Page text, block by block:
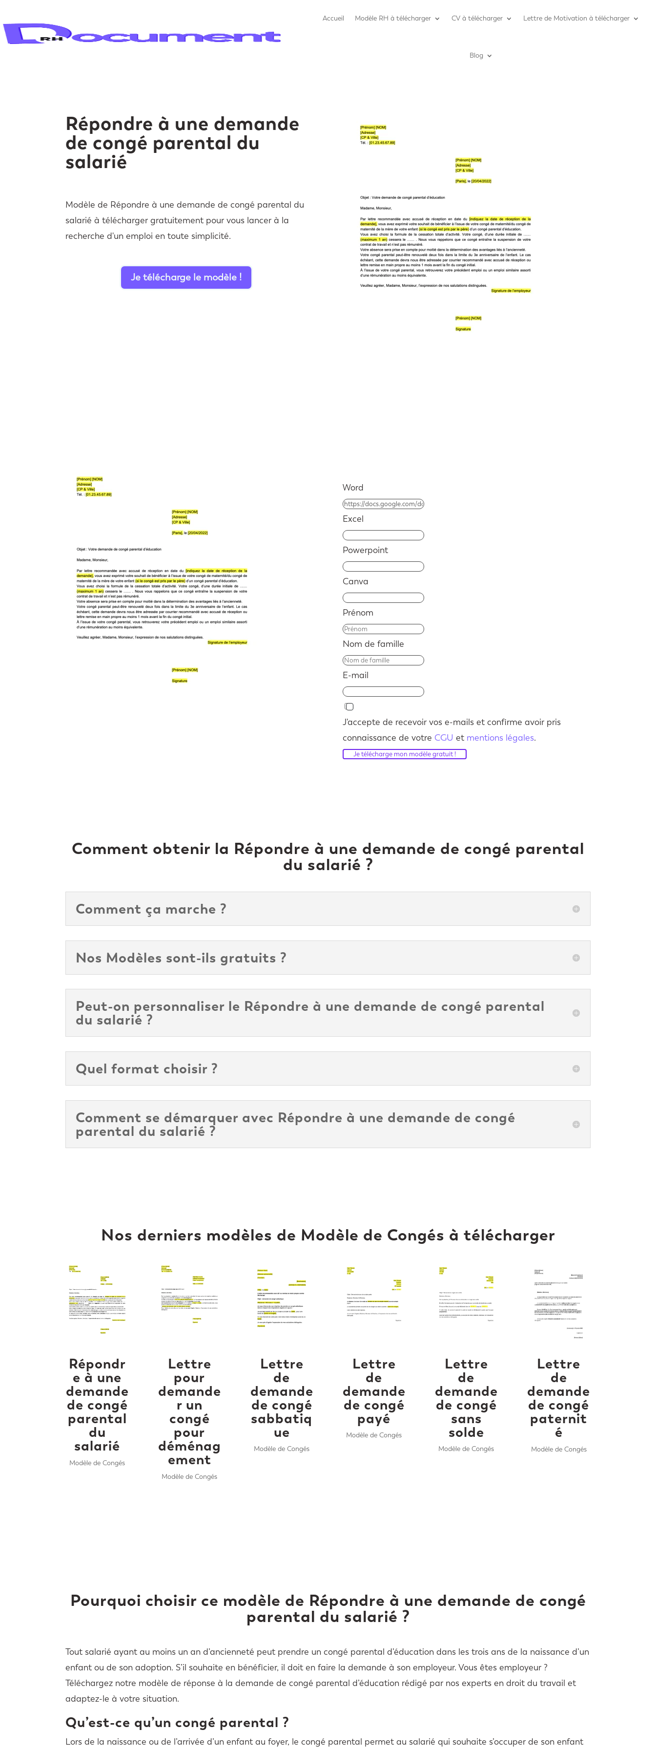
Accueil Modèle RH à télécharger CV à télécharger Lettre de Motivation à télécharger
Blog
Répondre à une demande
de congé parental du
salarié
Modèle de Répondre à une demande de congé parental du
salarié à télécharger gratuitement pour vous lancer à la
recherche d'un emploi en toute simplicité.
Je télécharge le modèle !
Word
Excel
Powerpoint
Canva
Prénom
Nom de famille
E-mail
J'accepte de recevoir vos e-mails et confirme avoir pris
connaissance de votre CGU et mentions légales.
Je télécharge mon modèle gratuit !
Comment obtenir la Répondre à une demande de congé parental
du salarié ?
Comment ça marche ?
Nos Modèles sont-ils gratuits ?
Peut-on personnaliser le Répondre à une demande de congé parental
du salarié ?
Quel format choisir ?
Comment se démarquer avec Répondre à une demande de congé
parental du salarié ?
Nos derniers modèles de Modèle de Congés à télécharger
Répondr
e à une
demande
de congé
parental
du
salarié
Modèle de Congés
Lettre
pour
demande
r un
congé
pour
déménag
ement
Modèle de Congés
Lettre
de
demande
de congé
sabbatiq
ue
Modèle de Congés
Lettre
de
demande
de congé
payé
Modèle de Congés
Lettre
de
demande
de congé
sans
solde
Modèle de Congés
Lettre
de
demande
de congé
paternit
é
Modèle de Congés
Pourquoi choisir ce modèle de Répondre à une demande de congé
parental du salarié ?
Tout salarié ayant au moins un an d’ancienneté peut prendre un congé parental d’éducation dans les trois ans de la naissance d’un
enfant ou de son adoption. S’il souhaite en bénéficier, il doit en faire la demande à son employeur. Vous êtes employeur ?
Téléchargez notre modèle de réponse à la demande de congé parental d’éducation rédigé par nos experts en droit du travail et
adaptez-le à votre situation.
Qu’est-ce qu’un congé parental ?
Lors de la naissance ou de l’arrivée d’un enfant au foyer, le congé parental permet au salarié qui souhaite s’occuper de son enfant